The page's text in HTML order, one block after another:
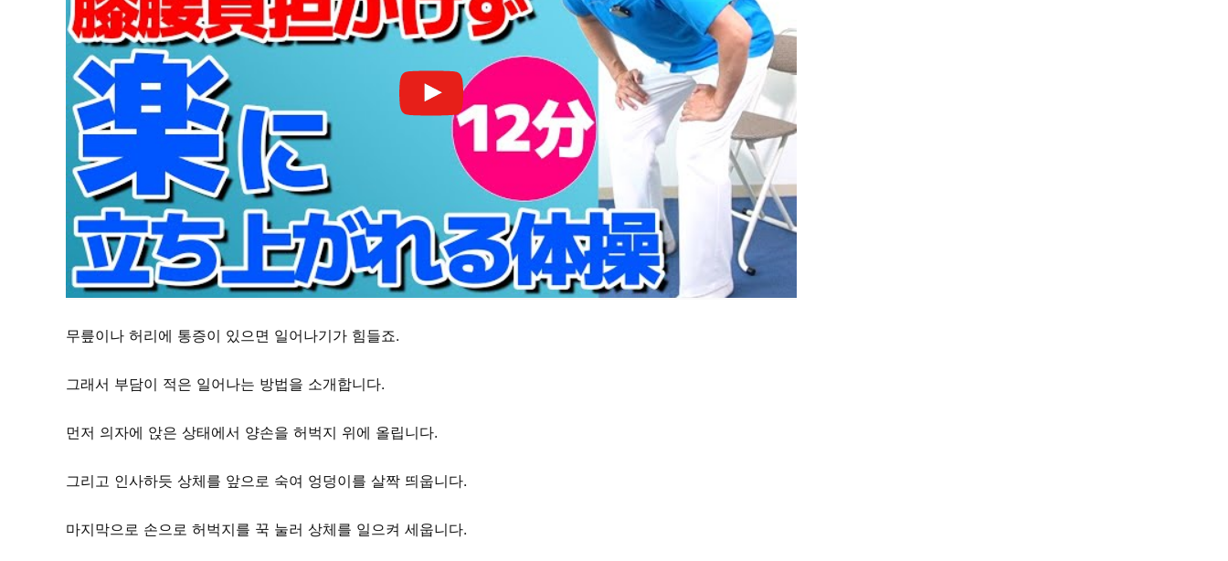
무릎이나 허리에 통증이 있으면 일어나기가 힘들죠.
그래서 부담이 적은 일어나는 방법을 소개합니다.
먼저 의자에 앉은 상태에서 양손을 허벅지 위에 올립니다.
그리고 인사하듯 상체를 앞으로 숙여 엉덩이를 살짝 띄웁니다.
마지막으로 손으로 허벅지를 꾹 눌러 상체를 일으켜 세웁니다.